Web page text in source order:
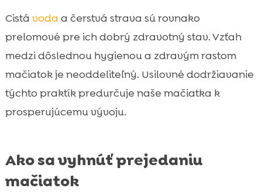
Cistá voda a čerstvá strava sú rovnako
prelomové pre ich dobrý zdravotný stav. Vzťah
medzi dôslednou hygienou a zdravým rastom
mačiatok je neoddeliteľný. Usilovné dodržiavanie
týchto praktík predurčuje naše mačiatka k
prosperujúcemu vývoju.
Ako sa vyhnúť prejedaniu
mačiatok